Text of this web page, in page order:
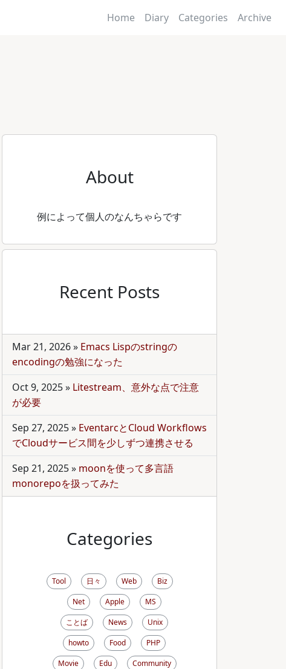
Home Diary Categories Archive
About
例によって個人のなんちゃらです
Recent Posts
Mar 21, 2026» Emacs Lispのstringの
encodingの勉強になった
Oct 9, 2025» Litestream、意外な点で注意
が必要
Sep 27, 2025» EventarcとCloud Workflows
でCloudサービス間を少しずつ連携させる
Sep 21, 2025» moonを使って多言語
monorepoを扱ってみた
Categories
Tool 日々 Web
Biz
Net
Apple
MS
ことば
News
Unix
howto
Food
PHP
Movie
Edu
Community